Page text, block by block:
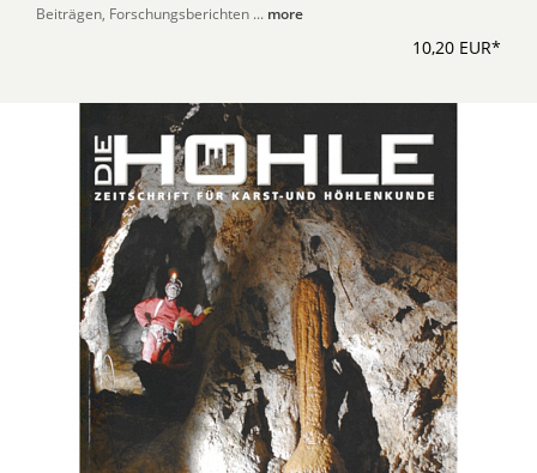
Beiträgen, Forschungsberichten ... more
10,20 EUR*